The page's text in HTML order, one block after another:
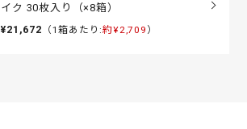
イク 30枚入り（×8箱）
¥21,672 （1箱あたり:約¥2,709 ）